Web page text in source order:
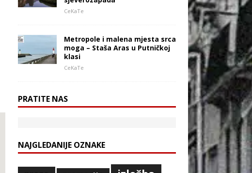
CeKaTe
Metropole i malena mjesta srca
moga – Staša Aras u Putničkoj
klasi
CeKaTe
PRATITE NAS
NAJGLEDANIJE OZNAKE